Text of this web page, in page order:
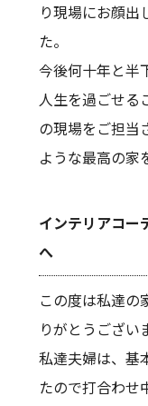
り現場にお顔出
た。
今後何十年と半
人生を過ごせる
の現場をご担当
ような最高の家
インテリアコー
へ
この度は私達の
りがとうござい
私達夫婦は、基
たので打合わせ